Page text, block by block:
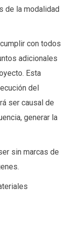
de la modalidad
con todos
adicionales
Esta
del
ser causal de
generar la
sin marcas de